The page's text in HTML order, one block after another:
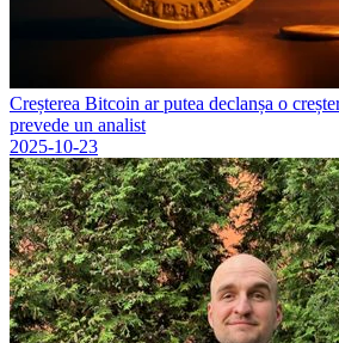
Creșterea Bitcoin ar putea declanșa o
prevede un analist
2025-10-23